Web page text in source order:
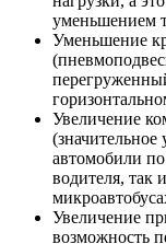
уменьшением
Уменьшение
Увеличение
(значительное
автомобили
водителя, так
Увеличение
возможность